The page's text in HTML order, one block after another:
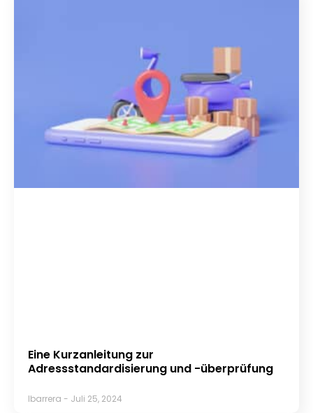
Eine Kurzanleitung zur
Adressstandardisierung und -überprüfung
lbarrera Juli 25, 2024